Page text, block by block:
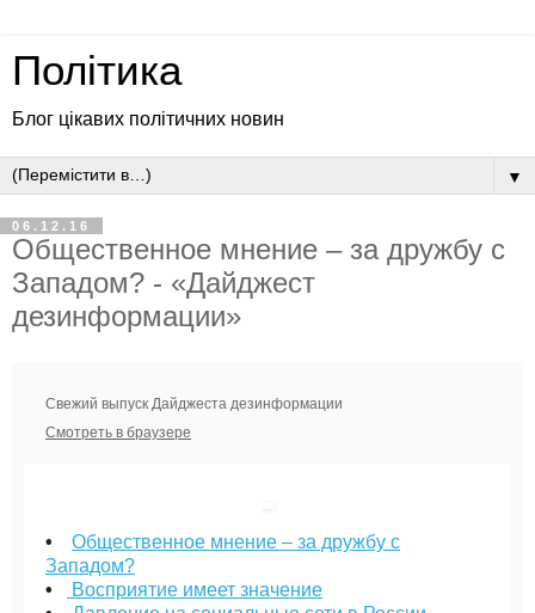
Політика
Блог цікавих політичних новин
▼
06.12.16
Общественное мнение – за дружбу с
Западом? - «Дайджест
дезинформации»
Свежий выпуск Дайджеста дезинформации
Смотреть в браузере
• Общественное мнение – за дружбу с
Западом?
•
Восприятие имеет значение